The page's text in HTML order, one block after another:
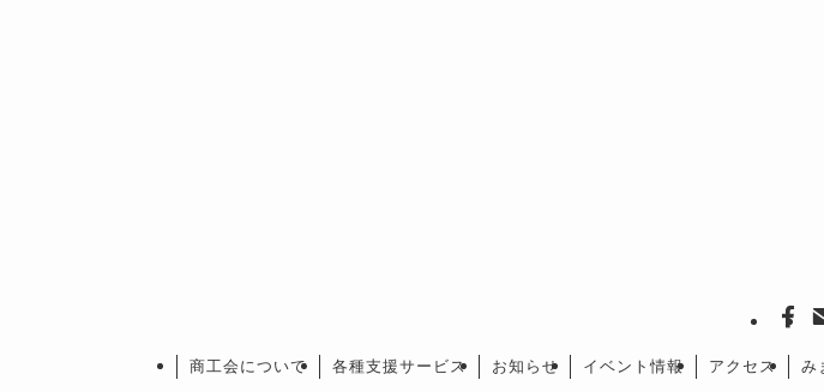
商工会について 各種支援サービス お知らせ イベント情報 アクセス み